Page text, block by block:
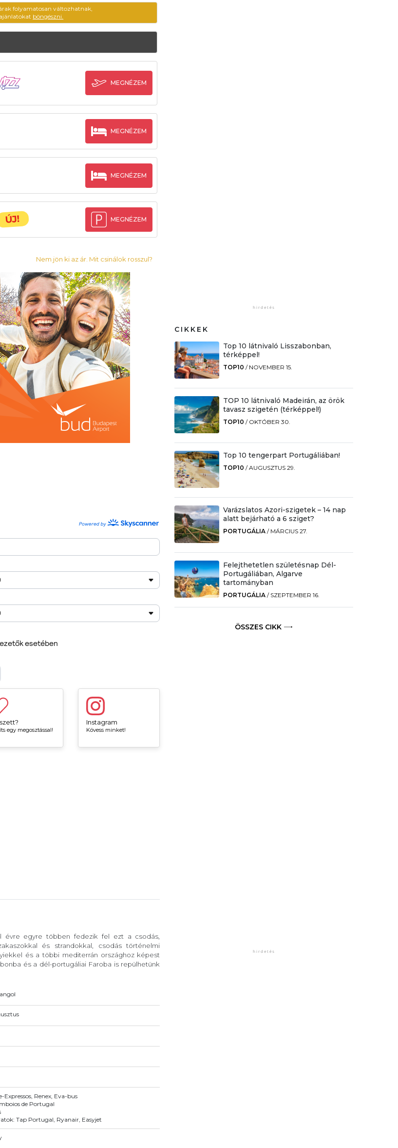
folyamatosan változhatnak,
böngészni.
MEGNÉZEM
MEGNÉZEM
MEGNÉZEM
ÚJ! MEGNÉZEM
Nem jön ki az ár. Mit csinálok rosszul?
egy megosztással!
Instagram
Kövess minket!
évre egyre többen fedezik fel ezt a csodás,
és strandokkal, csodás történelmi
és a többi mediterrán országhoz képest
és a dél-portugáliai Faroba is repülhetünk
Expressos, Renex, Eva-bus
de Portugal
Tap Portugal, Ryanair, Easyjet
CIKKEK
Top 10 látnivaló Lisszabonban,
térképpel!
TOP10 / NOVEMBER 15.
TOP 10 látnivaló Madeirán, az örök
tavasz szigetén (térképpel!)
TOP10 / OKTÓBER 30.
Top 10 tengerpart Portugáliában!
TOP10 /AUGUSZTUS 29.
Varázslatos Azori-szigetek – 14 nap
alatt bejárható a 6 sziget?
PORTUGÁLIA / MÁRCIUS 27.
Felejthetetlen születésnap Dél-
Portugáliában, Algarve
tartományban
PORTUGÁLIA / SZEPTEMBER 16.
ÖSSZES CIKK